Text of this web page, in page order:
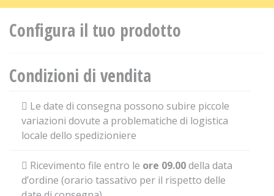
Configura il tuo prodotto
Condizioni di vendita
Le date di consegna possono subire piccole
variazioni dovute a problematiche di logistica
locale dello spedizioniere
Ricevimento file entro le ore 09.00della data
d’ordine (orario tassativo per il rispetto delle